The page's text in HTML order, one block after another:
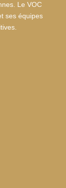
Le VOC
ses équipes